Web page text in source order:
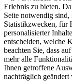
Erlebnis zu bieten.
Seite notwendig
Statistikzwecken, für
personalisierter
entscheiden, welche
beachten Sie, dass
mehr alle
Ihnen getroffene
nachträglich geändert